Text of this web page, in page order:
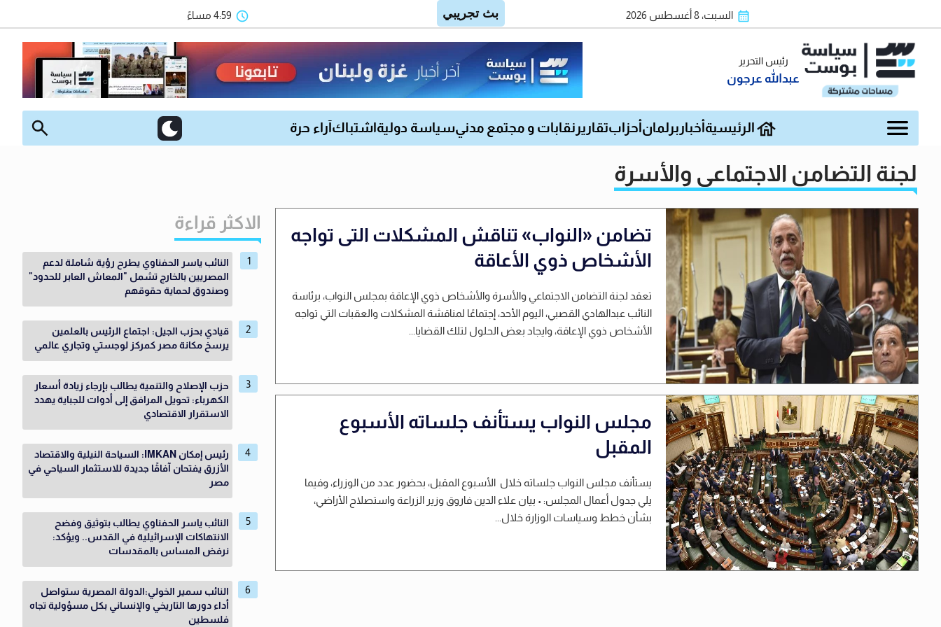
السبت، 8 أغسطس 2026 4:59 مساءً
رئيس التحرير
عبدالله عرجون
الرئيسية أخبار برلمان أحزابتقارير نقابات و مجتمع مدنيسياسة دولية اشتباك آراء حرة
لجنة التضامن الاجتماعي والأسرة
تضامن «النواب» تناقش المشكلات التى تواجه
الأشخاص ذوي الأعاقة
تعقد لجنة التضامن الاجتماعي والأسرة والأشخاص ذوي الإعاقة بمجلس النواب، برئاسة
النائب عبدالهادي القصبي، اليوم الأحد، إجتماعًا لمناقشة المشكلات والعقبات التي تواجه
الأشخاص ذوي الإعاقة، وايجاد بعض الحلول لتلك القضايا...
مجلس النواب يستأنف جلساته الأسبوع
المقبل
يستأنف مجلس النواب جلساته خلال الأسبوع المقبل، بحضور عدد من الوزراء، وفيما
يلي جدول أعمال المجلس: • بيان علاء الدين فاروق وزير الزراعة واستصلاح الأراضي،
بشأن خطط وسياسات الوزارة خلال...
الاكثر قراءة
النائب ياسر الحفناوي يطرح رؤية شاملة لدعم
المصريين بالخارج تشمل "المعاش العابر للحدود"
وصندوق لحماية حقوقهم
قيادي بحزب الجيل: اجتماع الرئيس بالعلمين
يرسخ مكانة مصر كمركز لوجستي وتجاري عالمي
حزب الإصلاح والتنمية يطالب بإرجاء زيادة أسعار
الكهرباء: تحويل المرافق إلى أدوات للجباية يهدد
الاستقرار الاقتصادي
رئيس إمكان IMKAN: السياحة النيلية والاقتصاد
الأزرق يفتحان آفاقًا جديدة للاستثمار السياحي في
مصر
النائب ياسر الحفناوي يطالب بتوثيق وفضح
الانتهاكات الإسرائيلية في القدس.. ويؤكد:
نرفض المساس بالمقدسات
النائب سمير الخولي:الدولة المصرية ستواصل
أداء دورها التاريخي والإنساني بكل مسؤولية تجاه
فلسطين